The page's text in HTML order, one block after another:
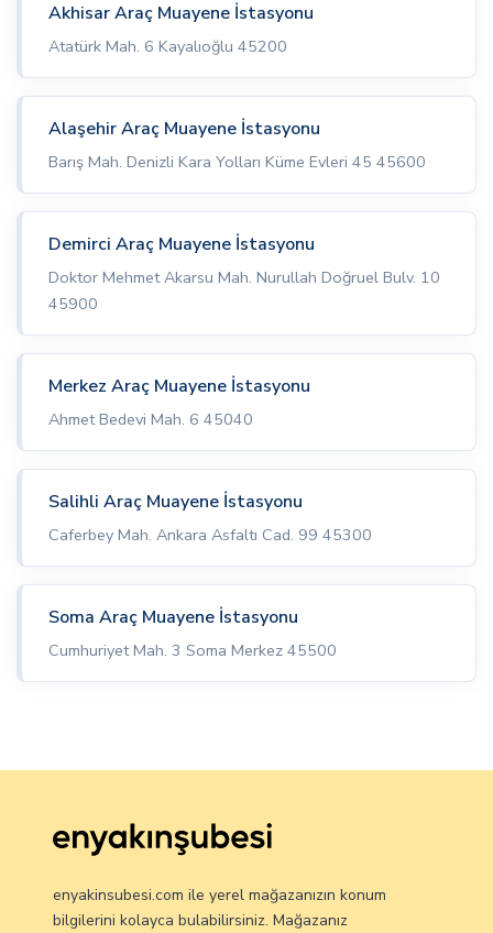
Akhisar Araç Muayene İstasyonu
Atatürk Mah. 6 Kayalıoğlu 45200
Alaşehir Araç Muayene İstasyonu
Barış Mah. Denizli Kara Yolları Küme Evleri 45 45600
Demirci Araç Muayene İstasyonu
Doktor Mehmet Akarsu Mah. Nurullah Doğruel Bulv. 10
45900
Merkez Araç Muayene İstasyonu
Ahmet Bedevi Mah. 6 45040
Salihli Araç Muayene İstasyonu
Caferbey Mah. Ankara Asfaltı Cad. 99 45300
Soma Araç Muayene İstasyonu
Cumhuriyet Mah. 3 Soma Merkez 45500
enyakinsubesi.com ile yerel mağazanızın konum
bilgilerini kolayca bulabilirsiniz. Mağazanız